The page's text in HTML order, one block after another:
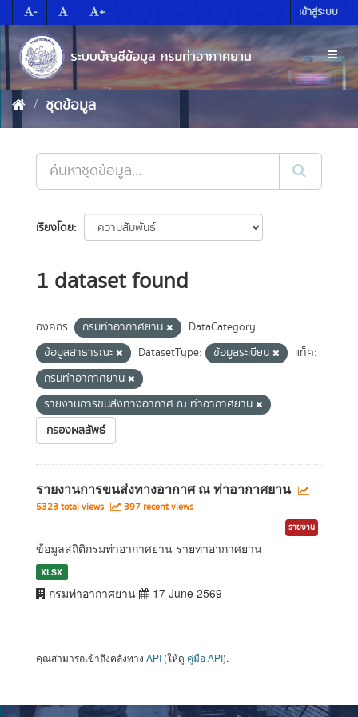
to
content
- + เข้าสู่ระบบ
ชุดข้อมูล
เรียงโดย
1 dataset found
องค์กร: กรมท่าอากาศยาน
DataCategory:
ข้อมูลสาธารณะ
DatasetType: ข้อมูลระเบียน
แท็ค:
กรมท่าอากาศยาน
รายงานการขนส่งทางอากาศ ณ ท่าอากาศยาน
กรองผลลัพธ์
รายงานการขนส่งทางอากาศ ณ ท่าอากาศยาน
5323 total views 397 recent views
รายงาน
ข้อมูลสถิติกรมท่าอากาศยาน รายท่าอากาศยาน
XLSX
กรมท่าอากาศยาน 17 June 2569
คุณสามารถเข้าถึงคลังทาง API (ให้ดู คู่มือ API).